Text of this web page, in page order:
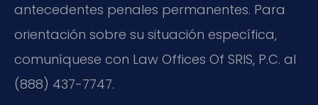
antecedentes penales permanentes. Para
orientación sobre su situación específica,
comuníquese con Law Offices Of SRIS, P.C. al
(888) 437-7747.